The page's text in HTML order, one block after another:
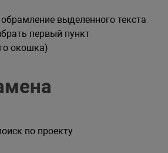
обрамление выделенного текста
первый пункт
окошка)
по проекту